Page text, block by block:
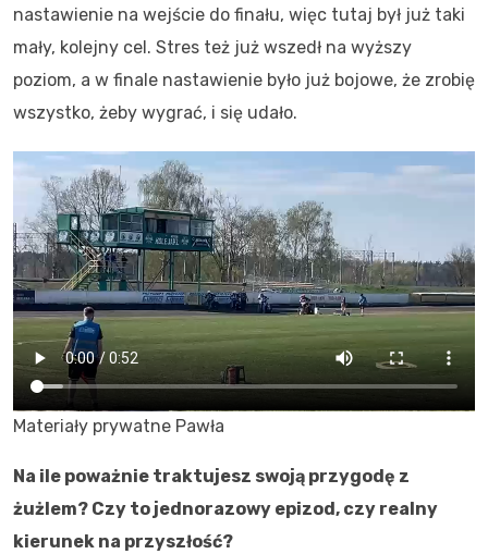
nastawienie na wejście do finału, więc tutaj był już taki
mały, kolejny cel. Stres też już wszedł na wyższy
poziom, a w finale nastawienie było już bojowe, że zrobię
wszystko, żeby wygrać, i się udało.
Materiały prywatne Pawła
Na ile poważnie traktujesz swoją przygodę z
żużlem? Czy to jednorazowy epizod, czy realny
kierunek na przyszłość?